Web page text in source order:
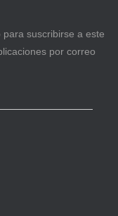
suscribirse a este
por correo